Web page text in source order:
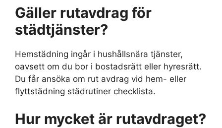
Gäller rutavdrag för
städtjänster?
Hemstädning ingår i hushållsnära tjänster,
oavsett om du bor i bostadsrätt eller hyresrätt.
Du får ansöka om rut avdrag vid hem- eller
flyttstädning städrutiner checklista.
Hur mycket är rutavdraget?